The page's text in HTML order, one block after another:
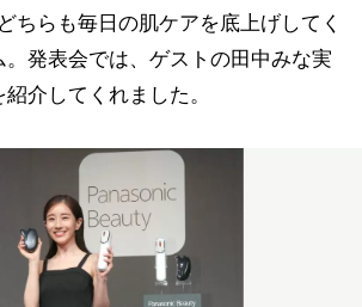
ちらも毎日の肌ケアを底上げしてく
発表会では、ゲストの田中みな実
介してくれました。